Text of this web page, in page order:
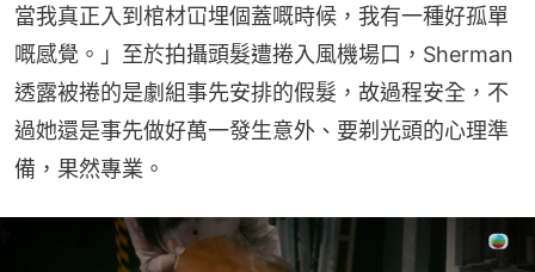
當我真正入到棺材冚埋個蓋嘅時候，我有一種好孤單
嘅感覺。」至於拍攝頭髮遭捲入風機場口，Sherman
透露被捲的是劇組事先安排的假髮，故過程安全，不
過她還是事先做好萬一發生意外、要剃光頭的心理準
備，果然專業。